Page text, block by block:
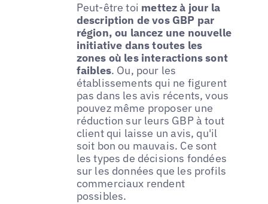
Peut-être toi mettez à jour la
description de vos GBP par
région, ou lancez une nouvelle
initiative dans toutes les
zones où les interactions sont
faibles. Ou, pour les
établissements qui ne figurent
pas dans les avis récents, vous
pouvez même proposer une
réduction sur leurs GBP à tout
client qui laisse un avis, qu'il
soit bon ou mauvais. Ce sont
les types de décisions fondées
sur les données que les profils
commerciaux rendent
possibles.